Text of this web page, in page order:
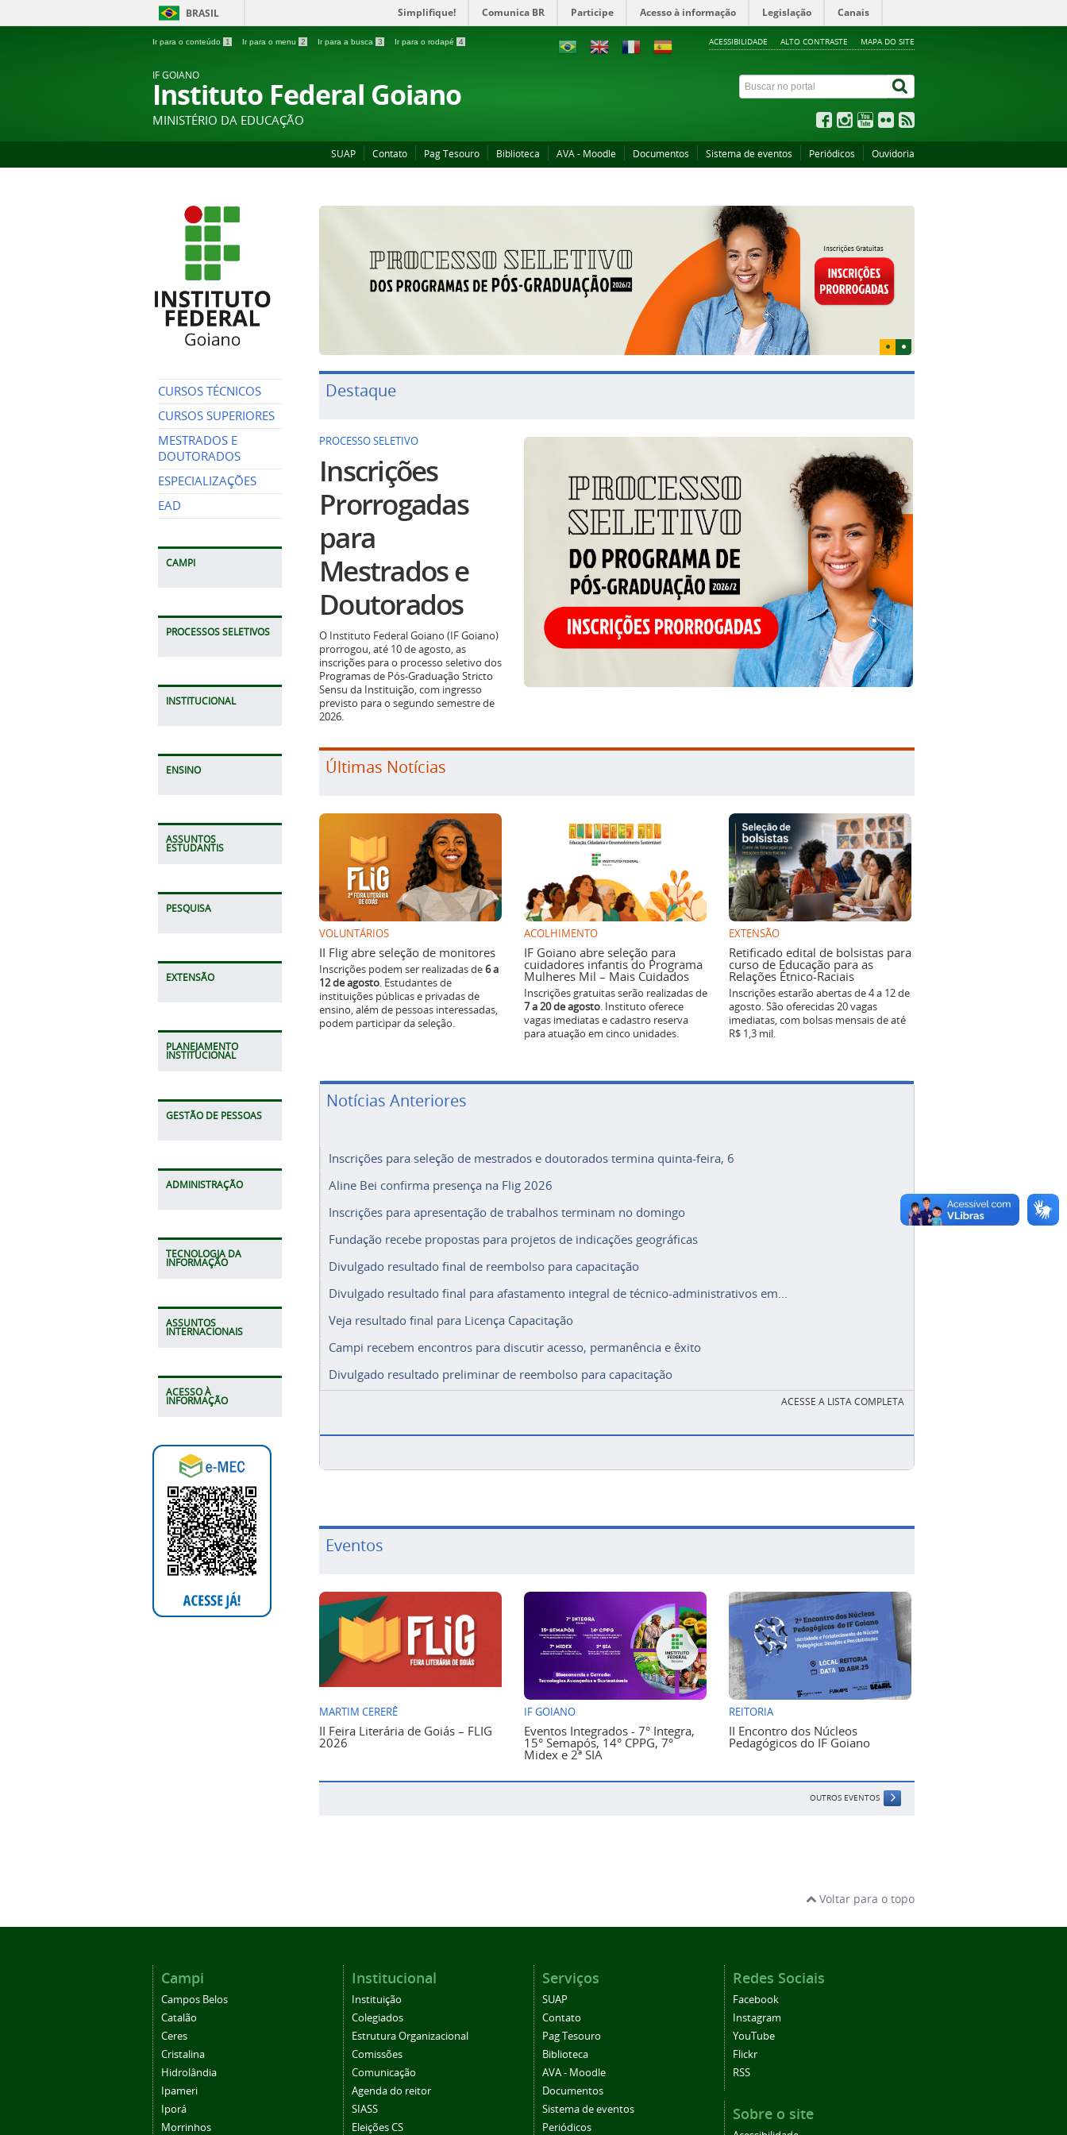
BRASIL Simplifique! Comunica BR Participe Acesso à informação Legislação Canais
Ir para o conteúdo 1 Ir para o menu 2 Ir para a busca 3 Ir para o rodapé 4 ACESSIBILIDADE ALTO CONTRASTE MAPA DO SITE
IF GOIANO
Instituto Federal Goiano
MINISTÉRIO DA EDUCAÇÃO
SUAP Contato Pag Tesouro Biblioteca AVA - Moodle Documentos Sistema de eventos Periódicos Ouvidoria
CURSOS TÉCNICOS
CURSOS SUPERIORES
MESTRADOS E
DOUTORADOS
ESPECIALIZAÇÕES
EAD
CAMPI
PROCESSOS SELETIVOS
INSTITUCIONAL
ENSINO
ASSUNTOS
ESTUDANTIS
PESQUISA
EXTENSÃO
PLANEJAMENTO
INSTITUCIONAL
GESTÃO DE PESSOAS
ADMINISTRAÇÃO
TECNOLOGIA DA
INFORMAÇÃO
ASSUNTOS
INTERNACIONAIS
ACESSO À
INFORMAÇÃO
Destaque
PROCESSO SELETIVO
Inscrições
Prorrogadas
para
Mestrados e
Doutorados
O Instituto Federal Goiano (IF Goiano)
prorrogou, até 10 de agosto, as
inscrições para o processo seletivo dos
Programas de Pós-Graduação Stricto
Sensu da Instituição, com ingresso
previsto para o segundo semestre de
2026.
Últimas Notícias
VOLUNTÁRIOS
II Flig abre seleção de monitores
Inscrições podem ser realizadas de6 a
12 de agosto. Estudantes de
instituições públicas e privadas de
ensino, além de pessoas interessadas,
podem participar da seleção.
ACOLHIMENTO
IF Goiano abre seleção para
cuidadores infantis do Programa
Mulheres Mil – Mais Cuidados
Inscrições gratuitas serão realizadas de
7 a 20 de agosto. Instituto oferece
vagas imediatas e cadastro reserva
para atuação em cinco unidades.
EXTENSÃO
Retificado edital de bolsistas para
curso de Educação para as
Relações Étnico-Raciais
Inscrições estarão abertas de 4 a 12 de
agosto. São oferecidas 20 vagas
imediatas, com bolsas mensais de até
R$ 1,3 mil.
Notícias Anteriores
Inscrições para seleção de mestrados e doutorados termina quinta-feira, 6
Aline Bei confirma presença na Flig 2026
Inscrições para apresentação de trabalhos terminam no domingo
Fundação recebe propostas para projetos de indicações geográficas
Divulgado resultado final de reembolso para capacitação
Divulgado resultado final para afastamento integral de técnico-administrativos em...
Veja resultado final para Licença Capacitação
Campi recebem encontros para discutir acesso, permanência e êxito
Divulgado resultado preliminar de reembolso para capacitação
ACESSE A LISTA COMPLETA
Eventos
MARTIM CERERÊ
II Feira Literária de Goiás – FLIG
2026
IF GOIANO
Eventos Integrados - 7° Integra,
15° Semapós, 14° CPPG, 7°
Midex e 2ª SIA
REITORIA
II Encontro dos Núcleos
Pedagógicos do IF Goiano
OUTROS EVENTOS
Voltar para o topo
Campi
Campos Belos
Catalão
Ceres
Cristalina
Hidrolândia
Ipameri
Iporá
Morrinhos
Institucional
Instituição
Colegiados
Estrutura Organizacional
Comissões
Comunicação
Agenda do reitor
SIASS
Eleições CS
Serviços
SUAP
Contato
Pag Tesouro
Biblioteca
AVA - Moodle
Documentos
Sistema de eventos
Periódicos
Redes Sociais
Facebook
Instagram
YouTube
Flickr
RSS
Sobre o site